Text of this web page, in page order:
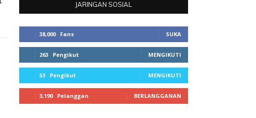
JARINGAN SOSIAL
38,000 Fans SUKA
263 Pengikut MENGIKUTI
53 Pengikut MENGIKUTI
3,190 Pelanggan BERLANGGANAN